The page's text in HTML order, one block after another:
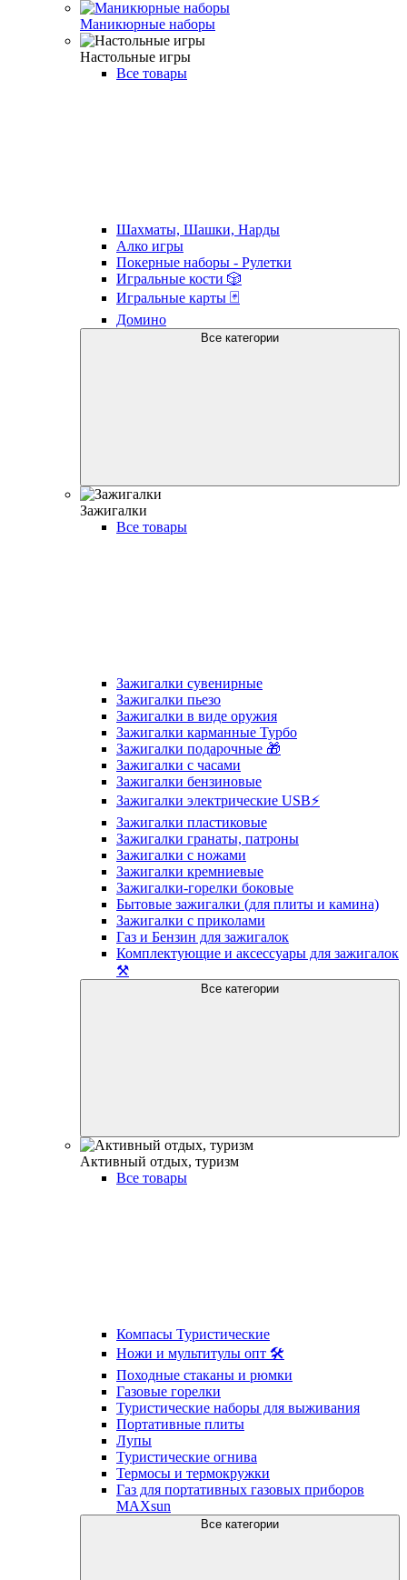
Маникюрные наборы
Настольные игры
Все товары
Шахматы, Шашки, Нарды
Алко игры
Покерные наборы - Рулетки
Игральные кости 🎲
Игральные карты 🃏
Домино
Все категории
Зажигалки
Все товары
Зажигалки сувенирные
Зажигалки пьезо
Зажигалки в виде оружия
Зажигалки карманные Турбо
Зажигалки подарочные 🎁
Зажигалки с часами
Зажигалки бензиновые
Зажигалки электрические USB⚡️
Зажигалки пластиковые
Зажигалки гранаты, патроны
Зажигалки с ножами
Зажигалки кремниевые
Зажигалки-горелки боковые
Бытовые зажигалки (для плиты и камина)
Зажигалки с приколами
Газ и Бензин для зажигалок
Комплектующие и аксессуары для зажигалок
⚒️
Все категории
Активный отдых, туризм
Все товары
Компасы Туристические
Ножи и мультитулы опт 🛠
Походные стаканы и рюмки
Газовые горелки
Туристические наборы для выживания
Портативные плиты
Лупы
Туристические огнива
Термосы и термокружки
Газ для портативных газовых приборов
MAXsun
Все категории